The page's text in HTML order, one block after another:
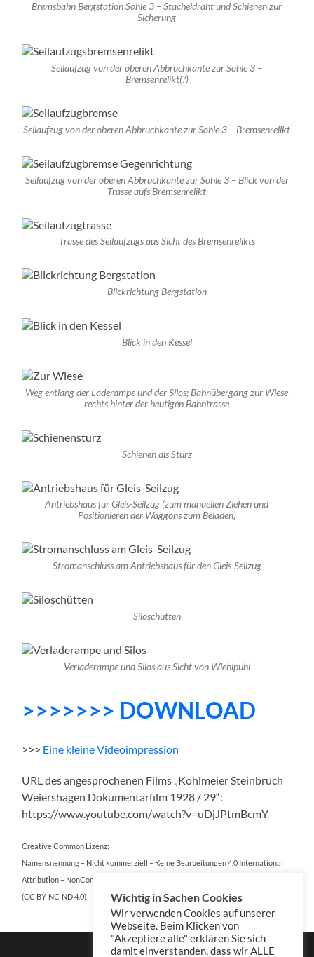
Bremsbahn Bergstation Sohle 3 – Stacheldraht und Schienen zur
Sicherung
Seilaufzug von der oberen Abbruchkante zur Sohle 3 –
Bremsenrelikt(?)
Seilaufzug von der oberen Abbruchkante zur Sohle 3 – Bremsenrelikt
Seilaufzug von der oberen Abbruchkante zur Sohle 3 – Blick von der
Trasse aufs Bremsenrelikt
Trasse des Seilaufzugs aus Sicht des Bremsenrelikts
Blickrichtung Bergstation
Blick in den Kessel
Weg entlang der Laderampe und der Silos; Bahnübergang zur Wiese
rechts hinter der heutigen Bahntrasse
Schienen als Sturz
Antriebshaus für Gleis-Seilzug (zum manuellen Ziehen und
Positionieren der Waggons zum Beladen)
Stromanschluss am Antriebshaus für den Gleis-Seilzug
Siloschütten
Verladerampe und Silos aus Sicht von Wiehlpuhl
>>>>>>> DOWNLOAD
>>> Eine kleineVideoimpression
URL des angesprochenen Films „Kohlmeier Steinbruch
Weiershagen Dokumentarfilm 1928 / 29“:
https://www.youtube.com/watch?v=uDjJPtmBcmY
Creative Common Lizenz:
Namensnennung – Nicht kommerziell – Keine Bearbeitungen 4.0 International
Attribution – NonCommercial – NoDerivatives 4.0 International
(CC BY-NC-ND 4.0)
Wichtig in Sachen Cookies
Wir verwenden Cookies auf unserer
Webseite. Beim Klicken von
"Akzeptiere alle" erklären Sie sich
damit einverstanden, dass wir ALLE